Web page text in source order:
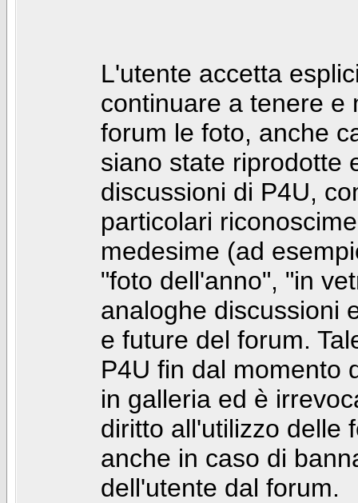
L'utente accetta
continuare a tenere e
forum le foto, anche
siano state riprodotte
discussioni di P4U,
particolari
medesime (ad
"foto dell'anno", "in
analoghe discussioni
e future del forum.
P4U fin dal momento
in galleria ed è
diritto all'utilizzo delle
anche in caso di
dell'utente dal forum.